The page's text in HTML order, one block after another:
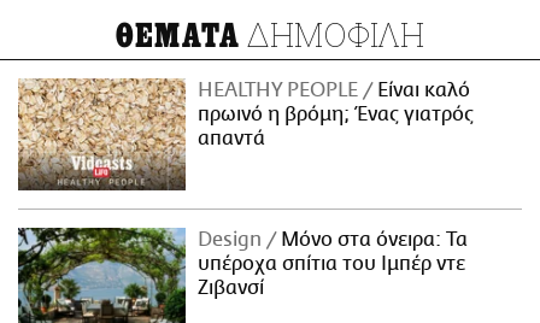
ΘΕΜΑΤΑ ΔΗΜΟΦΙΛΗ
HEALTHY PEOPLE
Είναι καλό
πρωινό η βρόμη; Ένας γιατρός
απαντά
Design
Μόνο στα όνειρα: Τα
υπέροχα σπίτια του Ιμπέρ ντε
Ζιβανσί